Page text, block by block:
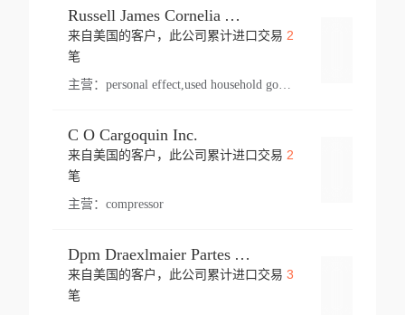
Russell James Cornelia Arlington Va
来自美国的客户，此公司累计进口交易 2
笔
主营： personal effect,used household goods
C O Cargoquin Inc.
来自美国的客户，此公司累计进口交易 2
笔
主营： compressor
Dpm Draexlmaier Partes Automotrices Corr Ind Huejotzingo
来自美国的客户，此公司累计进口交易 3
笔